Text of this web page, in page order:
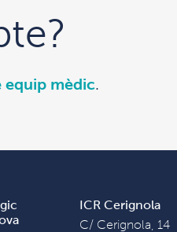
equip mèdic.
ICR Cerignola
C/ Cerignola, 14